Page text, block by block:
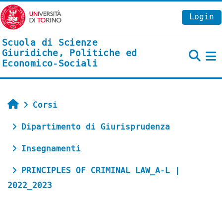
Vai al contenuto principale
Login
Scuola di Scienze
Giuridiche, Politiche ed
Economico-Sociali
Home
Corsi
Dipartimento di Giurisprudenza
Insegnamenti
PRINCIPLES OF CRIMINAL LAW_A-L |
2022_2023